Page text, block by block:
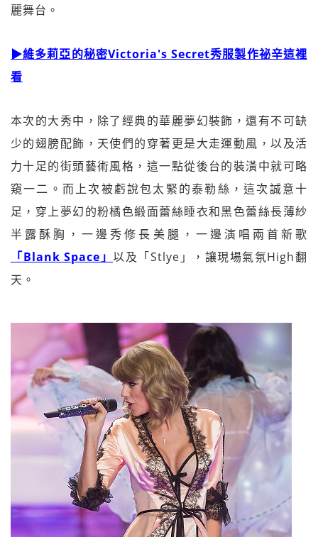
麗舞台。
▶維多莉亞的秘密Victoria's Secret秀服製作祕辛這裡
看
本次的大秀中，除了經典的華麗夢幻裝飾，還有不可缺
少的翅膀配飾，天使們的穿著更是大走運動風，以及活
力十足的街頭藝術風格，這一點從後台的裝潢中就可略
窺一二。而上次被虧說包太緊的泰勒絲，這次誠意十
足，穿上夢幻的粉橘色緞面蕾絲睡衣和黑色蕾絲長薄紗
半露酥胸，一邊秀修長美腿，一邊演唱兩首新歌
「Blank Space」以及「Stlye」，讓現場氣氛High翻
天。